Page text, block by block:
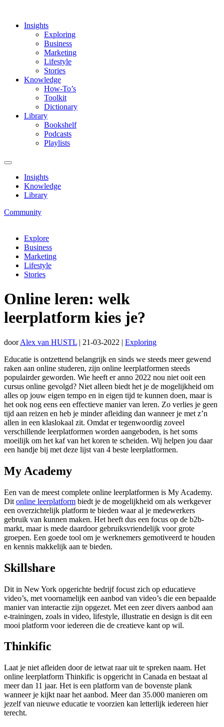
Insights
Exploring
Business
Marketing
Lifestyle
Stories
Knowledge
How-To’s
Toolkit
Dictionary
Library
Bookshelf
Podcasts
Playlists
Insights
Knowledge
Library
Community
Explore
Business
Marketing
Lifestyle
Stories
Online leren: welk
leerplatform kies je?
doorAlex van HUSTL | 21-03-2022 | Exploring
Educatie is ontzettend belangrijk en sinds we steeds meer gewend
raken aan online studeren, zijn online leerplatformen steeds
populairder geworden. Wie heeft er anno 2022 nou niet ooit een
cursus online gevolgd? Niet alleen biedt het je de mogelijkheid om
alles op jouw eigen tempo en in eigen tijd te kunnen doen, maar is
het ook nog eens een effectieve manier van leren. Zo verlies je geen
tijd aan reizen en heb je minder afleiding dan wanneer je met z’n
allen in een klaslokaal zit. Omdat er tegenwoordig zoveel
verschillende leerplatformen worden aangeboden, is het soms
moeilijk om het kaf van het koren te scheiden. Wij helpen jou daar
een handje bij met deze lijst van 4 beste leerplatformen.
My Academy
Een van de meest complete online leerplatformen is My Academy.
Dit online leerplatform biedt je de mogelijkheid om als werkgever
een overzichtelijk platform te bieden waar al je medewerkers
gebruik van kunnen maken. Het heeft dus een focus op de b2b-
markt, maar is mede daardoor gebruiksvriendelijk voor grote
groepen. Een goede tool om je werknemers gemotiveerd te houden
en kennis makkelijk aan te bieden.
Skillshare
Dit in New York opgerichte bedrijf focust zich op educatieve
video’s, met voornamelijk een aanbod van video’s die een bepaalde
manier van interactie zijn opgezet. Met een zeer divers aanbod aan
e-trainingen, zoals in video, lifestyle, illustratie en design is dit een
mooi platform voor iedereen die de creatieve kant op wil.
Thinkific
Laat je niet afleiden door de ietwat raar uit te spreken naam. Het
online leerplatform Thinkific is opgericht in Canada en bestaat al
meer dan 11 jaar. Het is een platform van de bovenste plank
wanneer je kijkt naar het aanbod. Meer dan 35.000 manieren om
jezelf van nieuwe educatie te voorzien kan letterlijk iedereen hier
terecht.